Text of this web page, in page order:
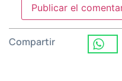
Compartir